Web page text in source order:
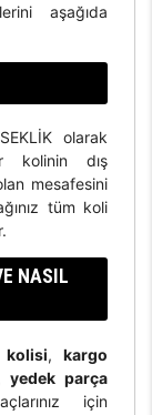
aşağıda
olarak
kolinin dış
mesafesini
tüm koli
NASIL
kolisi,kargo
yedek parça
için